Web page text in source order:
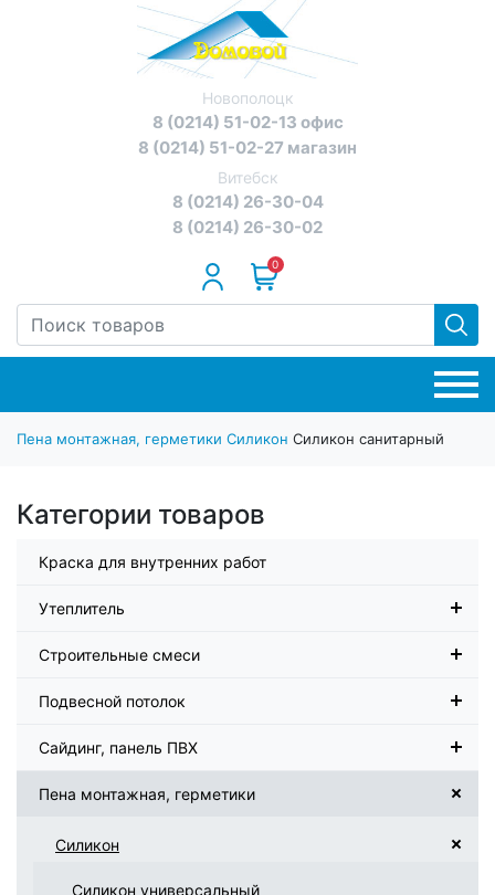
Новополоцк
8 (0214) 51-02-13 офис
8 (0214) 51-02-27 магазин
Витебск
8 (0214) 26-30-04
8 (0214) 26-30-02
0
Пена монтажная, герметики Силикон Силикон санитарный
Категории товаров
Краска для внутренних работ
Утеплитель
Строительные смеси
Подвесной потолок
Сайдинг, панель ПВХ
Пена монтажная, герметики
Силикон
Силикон универсальный